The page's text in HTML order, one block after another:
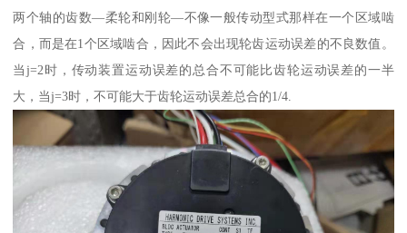
两个轴的齿数—柔轮和刚轮—不像一般传动型式那样在一个区域啮
合，而是在1个区域啮合，因此不会出现轮齿运动误差的不良数值。
当j=2时，传动装置运动误差的总合不可能比齿轮运动误差的一半
大，当j=3时，不可能大于齿轮运动误差总合的1/4.